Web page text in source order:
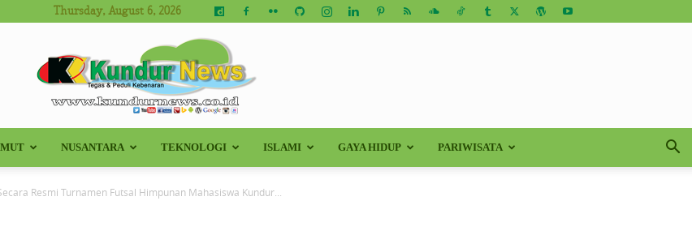
Thursday, August 6, 2026
Kundur
NUSANTARA TEKNOLOGI ISLAMI GAYA HIDUP PARIWISATA
Resmi Turnamen Futsal Himpunan Mahasiswa Kundur...